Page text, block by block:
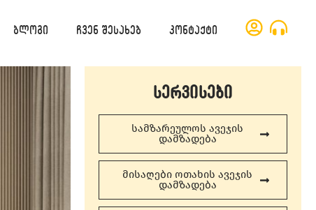
ბლოგი ჩვენ შესახებ კონტაქტი
სერვისები
სამზარეულოს ავეჯის
დამზადება
მისაღები ოთახის ავეჯის
დამზადება